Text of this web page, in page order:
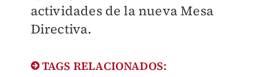
actividades de la nueva Mesa
Directiva.
TAGS RELACIONADOS: